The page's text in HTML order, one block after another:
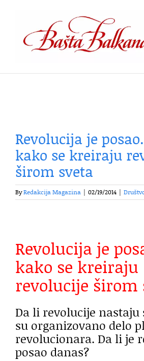
content
Revolucija je
kako se kreiraju
širom sveta
ByRedakcija Magazina 02/19/2014
Revolucija je
kako se kreiraju
revolucije širom
Da li revolucije
su organizovano delo
revolucionara. Da li je
posao danas?